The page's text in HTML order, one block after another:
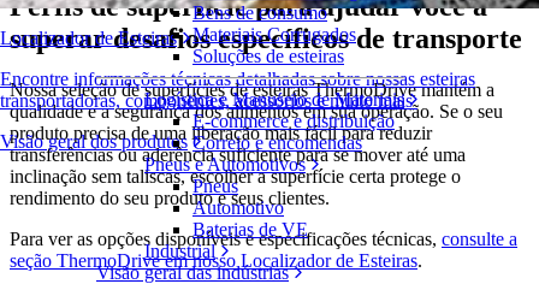
Localizador de Esteiras
Encontre informações técnicas detalhadas sobre nossas esteiras
transportadoras, componentes, acessórios e muito mais
Visão geral dos produtos
Bens de consumo
Materiais Corrugados
Soluções de esteiras
Logística e Manuseio de Materiais
E-commerce e distribuição
Correio e encomendas
Pneus e Automotivos
Pneus
Automotivo
Baterias de VE
Industrial
Visão geral das indústrias
superar desafios específicos de transporte
Nossa seleção de superfícies de esteiras ThermoDrive mantém a
qualidade e a segurança dos alimentos em sua operação. Se o seu
produto precisa de uma liberação mais fácil para reduzir
transferências ou aderência suficiente para se mover até uma
inclinação sem taliscas, escolher a superfície certa protege o
rendimento do seu produto e seus clientes.
Para ver as opções disponíveis e especificações técnicas, consulte a
seção ThermoDrive em nosso Localizador de Esteiras.